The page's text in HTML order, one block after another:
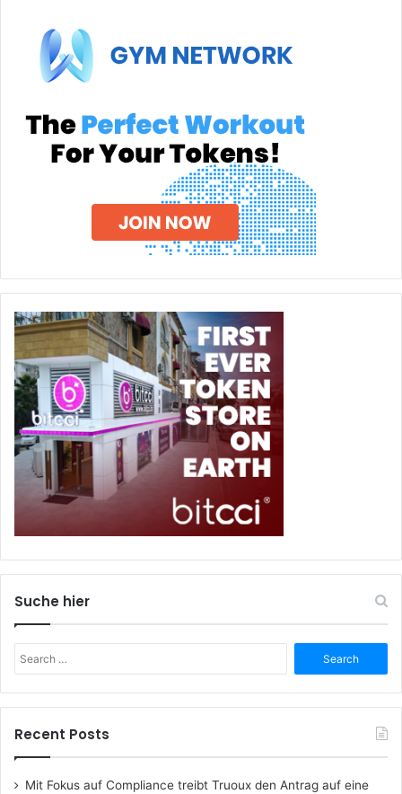
Suche hier
for:
Recent Posts
Mit Fokus auf Compliance treibt Truoux den Antrag auf eine